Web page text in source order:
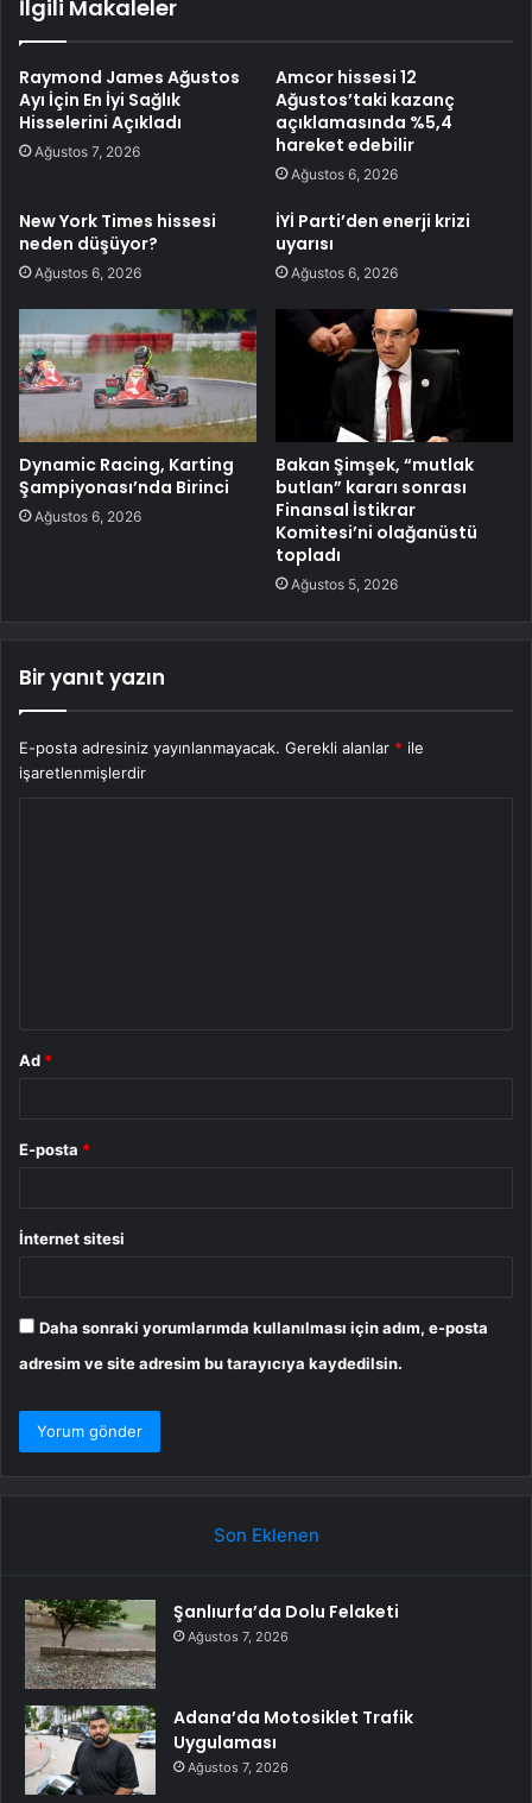
İlgili Makaleler
Raymond James Ağustos
Ayı İçin En İyi Sağlık
Hisselerini Açıkladı
Ağustos 7, 2026
Amcor hissesi 12
Ağustos’taki kazanç
açıklamasında %5,4
hareket edebilir
Ağustos 6, 2026
New York Times hissesi
neden düşüyor?
Ağustos 6, 2026
İYİ Parti’den enerji krizi
uyarısı
Ağustos 6, 2026
Dynamic Racing, Karting
Şampiyonası’nda Birinci
Ağustos 6, 2026
Bakan Şimşek, “mutlak
butlan” kararı sonrası
Finansal İstikrar
Komitesi’ni olağanüstü
topladı
Ağustos 5, 2026
Bir yanıt yazın
E-posta adresiniz yayınlanmayacak. Gerekli alanlar * ile
işaretlenmişlerdir
Ad *
E-posta *
İnternet sitesi
Daha sonraki yorumlarımda kullanılması için adım, e-posta
adresim ve site adresim bu tarayıcıya kaydedilsin.
Son Eklenen
Şanlıurfa’da Dolu Felaketi
Ağustos 7, 2026
Adana’da Motosiklet Trafik
Uygulaması
Ağustos 7, 2026